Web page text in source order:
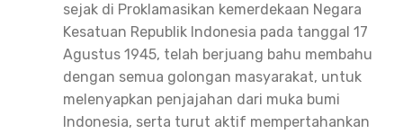
sejak di Proklamasikan kemerdekaan Negara
Kesatuan Republik Indonesia pada tanggal 17
Agustus 1945, telah berjuang bahu membahu
dengan semua golongan masyarakat, untuk
melenyapkan penjajahan dari muka bumi
Indonesia, serta turut aktif mempertahankan